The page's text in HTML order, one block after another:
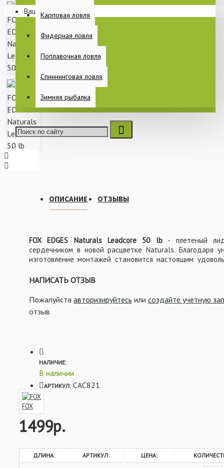
Раскладушки
ПИТАНИЕ
КАТУШКИ
ВСЁ ДЛЯ ОСНАСТОК
Карповая ловля
Фидерная ловля
Поплавочная ловля
Спиннинговая ловля
Зимняя рыбалка
Ваша корзина пуста!
ОПИСАНИЕ ОТЗЫВЫ
FOX EDGES Naturals Leadcore 50 lb- плетеный
сердечником в новой расцветке Naturals. Благодаря
изготовление монтажей становится настоящим
более обтекаемое, чем любой узел.
Исчерпывающие испытания на разрывную
участок приблизительно 30 мм является достаточным
силы соединения.
Характеристики:
- Обладает высокой стойкостью к истиранию
- Идеально ложится на дно, повторяя его контуры
- Разрывная нагрузка: 50 lb (22.7 кг)
- Размотка: 7 м и 25 м
- Цвет: Naturals
НАПИСАТЬ ОТЗЫВ
Пожалуйста авторизируйтесь или создайте учетную
отзыв
1499р.
НАЛИЧИЕ:
В наличии
АРТИКУЛ: CAC821
FOX
ДЛИНА: АРТИКУЛ: ЦЕНА: